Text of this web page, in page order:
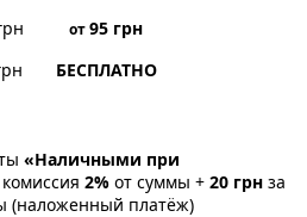
от95 грн
БЕСПЛАТНО
«Наличными при
2% от суммы + 20 грн за
(наложенный платёж)